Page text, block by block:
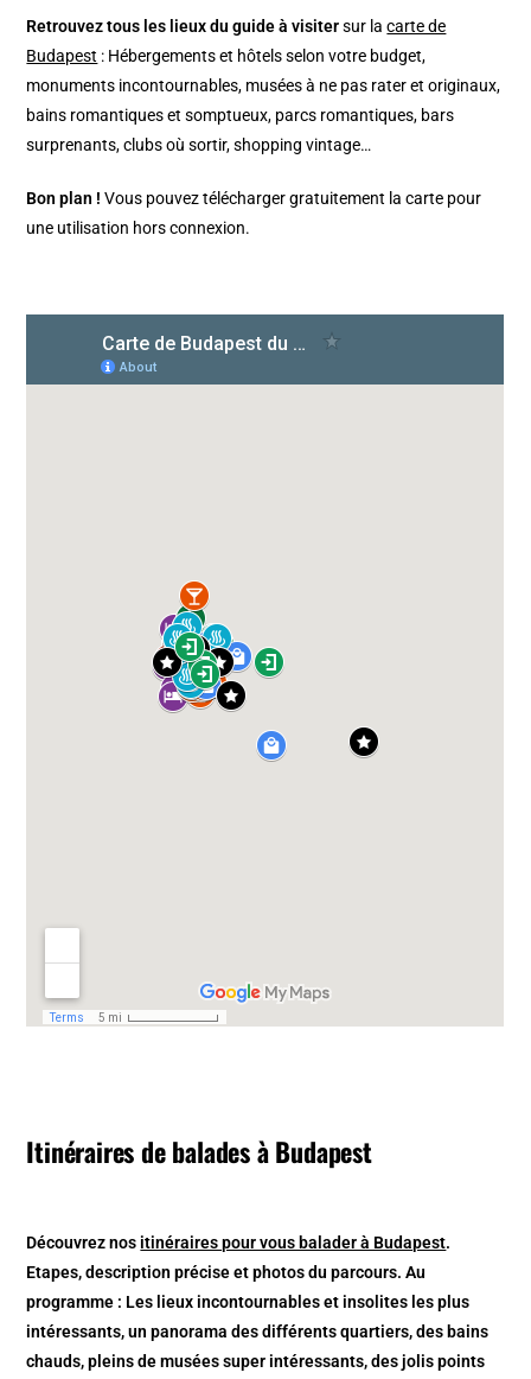
Retrouvez tous les lieux du guide à visitersur lacarte de
Budapest : Hébergements et hôtels selon votre budget,
monuments incontournables, musées à ne pas rater et originaux,
bains romantiques et somptueux, parcs romantiques, bars
surprenants, clubs où sortir, shopping vintage…
Bon plan ! Vous pouvez télécharger gratuitement la carte pour
une utilisation hors connexion.
Itinéraires de balades à Budapest
Découvrez nos itinéraires pour vous balader à Budapest.
Etapes, description précise et photos du parcours. Au
programme : Les lieux incontournables et insolites les plus
intéressants, un panorama des différents quartiers, des bains
chauds, pleins de musées super intéressants, des jolis points